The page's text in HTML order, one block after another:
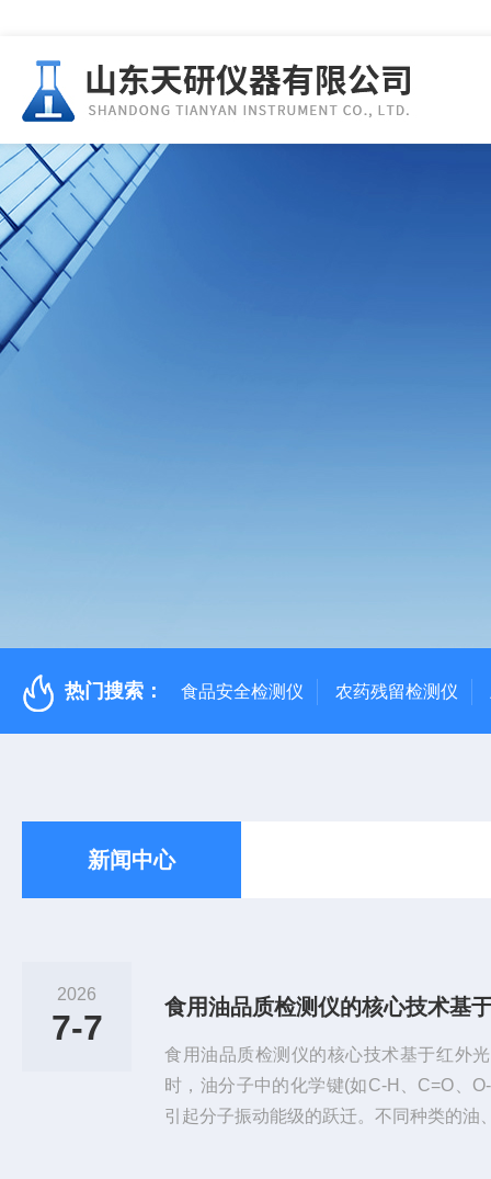
热门搜索： 食品安全检测仪 农药残留检测仪
新闻中心
2026
7-7
食用油品质检测仪的核心技术基
食用油品质检测仪的核心技术基于红外
时，油分子中的化学键(如C-H、C=O、
引起分子振动能级的跃迁。不同种类的油